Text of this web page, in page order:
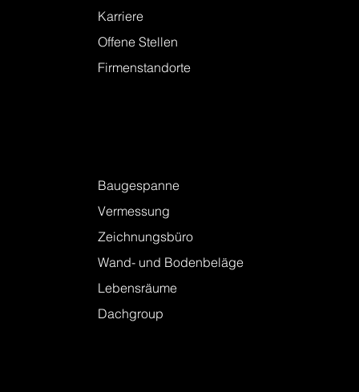
Karriere
Offene Stellen
Firmenstandorte
Baugespanne
Vermessung
Zeichnungsbüro
Wand- und Bodenbeläge
Lebensräume
Dachgroup